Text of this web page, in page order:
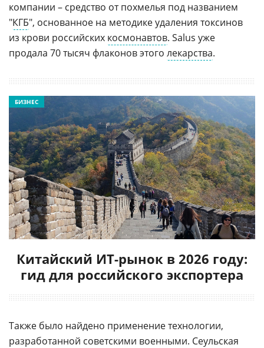
компании – средство от похмелья под названием
"КГБ", основанное на методике удаления токсинов
из крови российских космонавтов. Salus уже
продала 70 тысяч флаконов этого лекарства.
Китайский ИТ-рынок в 2026 году:
гид для российского экспортера
БИЗНЕС
Также было найдено применение технологии,
разработанной советскими военными. Сеульская